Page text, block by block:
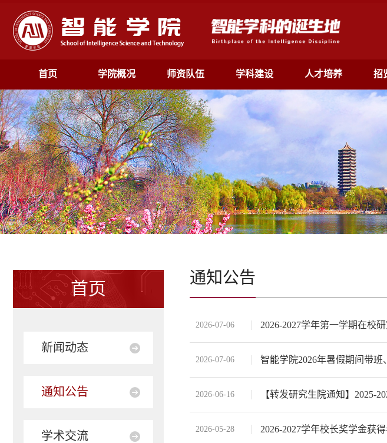
首页 学院概况 师资队伍 学科建设 人才培养 招
首页
新闻动态
通知公告
学术交流
通知公告
2026-07-06 2026-2027学年第一学期在校
2026-07-06 智能学院2026年暑假期间带班
2026-06-16 【转发研究生院通知】2025-
2026-05-28 2026-2027学年校长奖学金获